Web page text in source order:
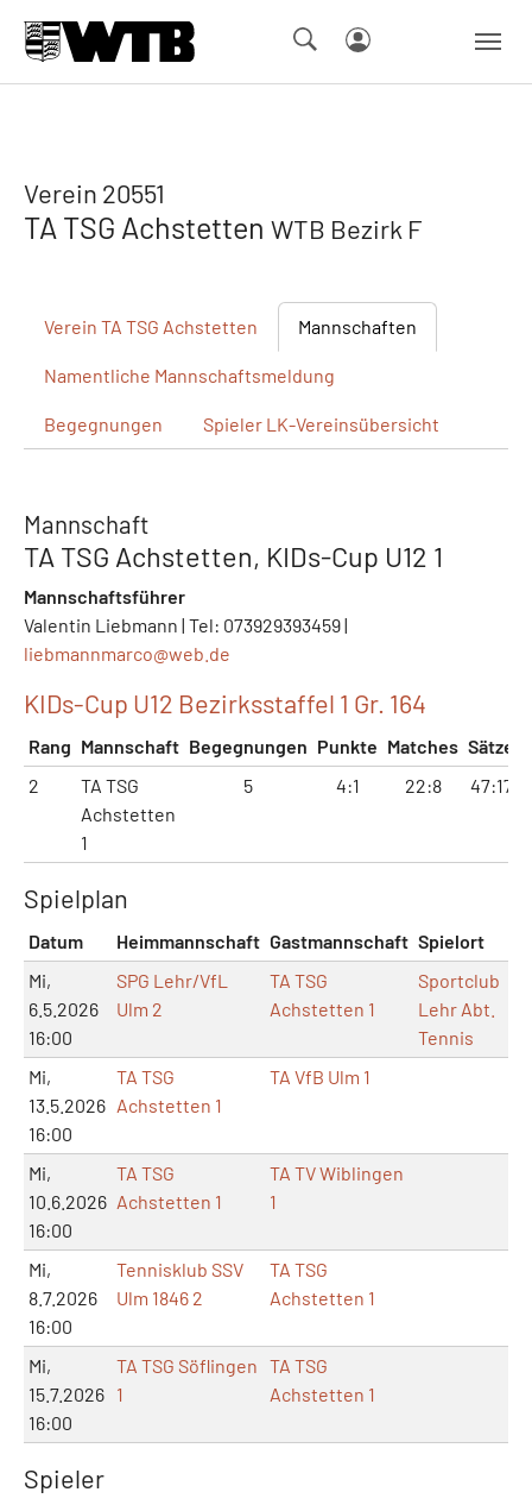
Verein 20551
TA TSG Achstetten WTB Bezirk F
Verein TA TSG Achstetten Mannschaften
Namentliche Mannschaftsmeldung
Begegnungen Spieler LK-Vereinsübersicht
Mannschaft
TA TSG Achstetten, KIDs-Cup U12 1
Mannschaftsführer
Valentin Liebmann | Tel: 073929393459 |
liebmannmarco@web.de
KIDs-Cup U12 Bezirksstaffel 1 Gr. 164
Rang Mannschaft Begegnungen Punkte Matches Sätze
2
TA TSG
Achstetten
1
5 4:1 22:8 47:17
Spielplan
Datum Heimmannschaft Gastmannschaft Spielort
Mi,
6.5.2026
16:00
SPG Lehr/VfL
Ulm 2
TA TSG
Achstetten 1
Sportclub
Lehr Abt.
Tennis
Mi,
13.5.2026
16:00
TA TSG
Achstetten 1
TA VfB Ulm 1
Mi,
10.6.2026
16:00
TA TSG
Achstetten 1
TA TV Wiblingen
1
Mi,
8.7.2026
16:00
Tennisklub SSV
Ulm 1846 2
TA TSG
Achstetten 1
Mi,
15.7.2026
16:00
TA TSG Söflingen
1
TA TSG
Achstetten 1
Spieler